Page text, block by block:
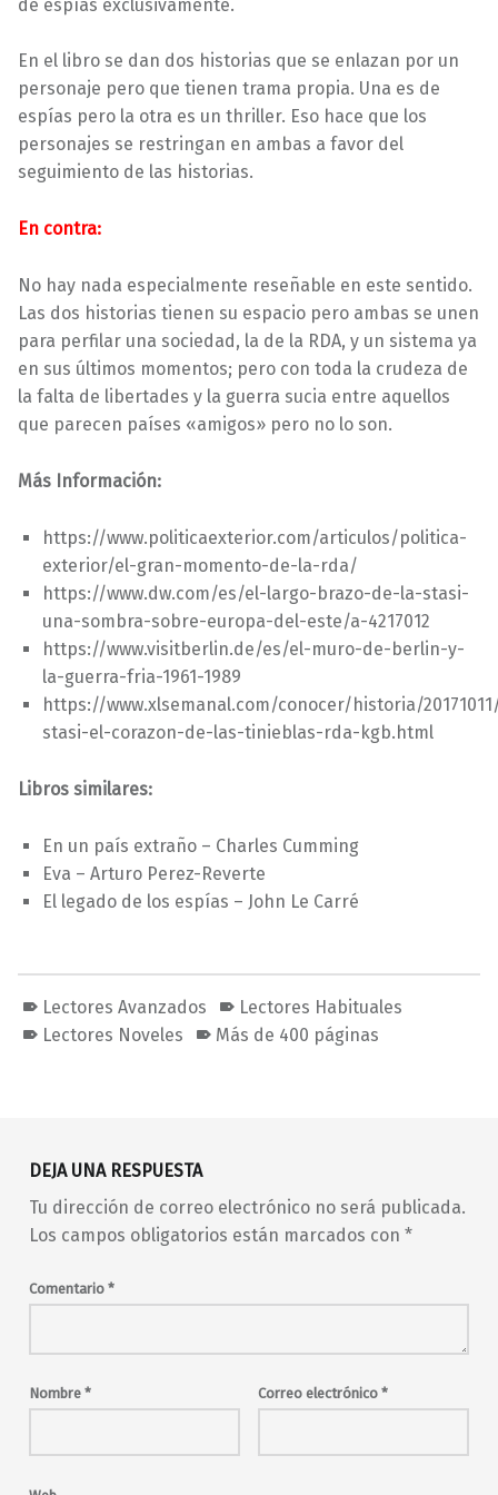
de espías exclusivamente.
En el libro se dan dos historias que se enlazan por un
personaje pero que tienen trama propia. Una es de
espías pero la otra es un thriller. Eso hace que los
personajes se restringan en ambas a favor del
seguimiento de las historias.
En contra:
No hay nada especialmente reseñable en este sentido.
Las dos historias tienen su espacio pero ambas se unen
para perfilar una sociedad, la de la RDA, y un sistema ya
en sus últimos momentos; pero con toda la crudeza de
la falta de libertades y la guerra sucia entre aquellos
que parecen países «amigos» pero no lo son.
Más Información:
https://www.politicaexterior.com/articulos/politica-
exterior/el-gran-momento-de-la-rda/
https://www.dw.com/es/el-largo-brazo-de-la-stasi-
una-sombra-sobre-europa-del-este/a-4217012
https://www.visitberlin.de/es/el-muro-de-berlin-y-
la-guerra-fria-1961-1989
https://www.xlsemanal.com/conocer/historia/
stasi-el-corazon-de-las-tinieblas-rda-kgb.html
Libros similares:
En un país extraño – Charles Cumming
Eva – Arturo Perez-Reverte
El legado de los espías – John Le Carré
Lectores Avanzados
Lectores Habituales
Lectores Noveles
Más de 400 páginas
DEJA UNA RESPUESTA
Tu dirección de correo electrónico no será publicada.
Los campos obligatorios están marcados con *
Comentario *
Nombre * Correo electrónico *